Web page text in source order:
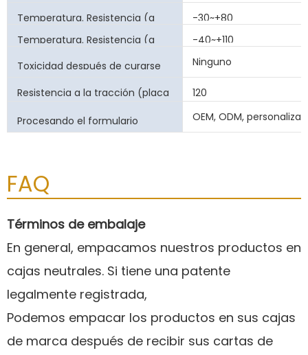
Temperatura. Resistencia (a
largo plazo) (℃)
-30~+80
Temperatura. Resistencia (a
-40~+110
Toxicidad después de curarse
Ninguno
Resistencia a la tracción (placa
120
Procesando el formulario OEM, ODM, personalizar
FAQ
Términos de embalaje
En general, empacamos nuestros productos en
cajas neutrales. Si tiene una patente
legalmente registrada,
Podemos empacar los productos en sus cajas
de marca después de recibir sus cartas de